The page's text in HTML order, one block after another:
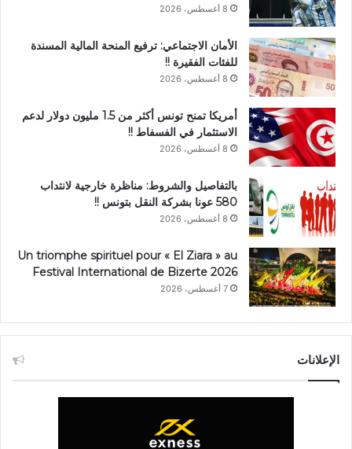
8 أغسطس، 2026
الأمان الاجتماعي: ترفيع المنحة المالية المسندة
للفئات الفقيرة !!
8 أغسطس، 2026
أمريكا تمنح تونس أكثر من 1.5 مليون دولار لدعم
الاستثمار في الفسفاط !!
8 أغسطس، 2026
بالتفاصيل والشروط: مناظرة خارجية لانتداب
580 عونا بشركة النقل بتونس !!
8 أغسطس، 2026
Un triomphe spirituel pour « El Ziara » au
Festival International de Bizerte 2026
7 أغسطس، 2026
الإعلانات